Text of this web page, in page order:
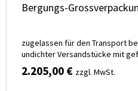
Bergungs-
zugelassen für den Transport
undichter Versandstücke mit
2.205,00 € zzgl. MwSt.